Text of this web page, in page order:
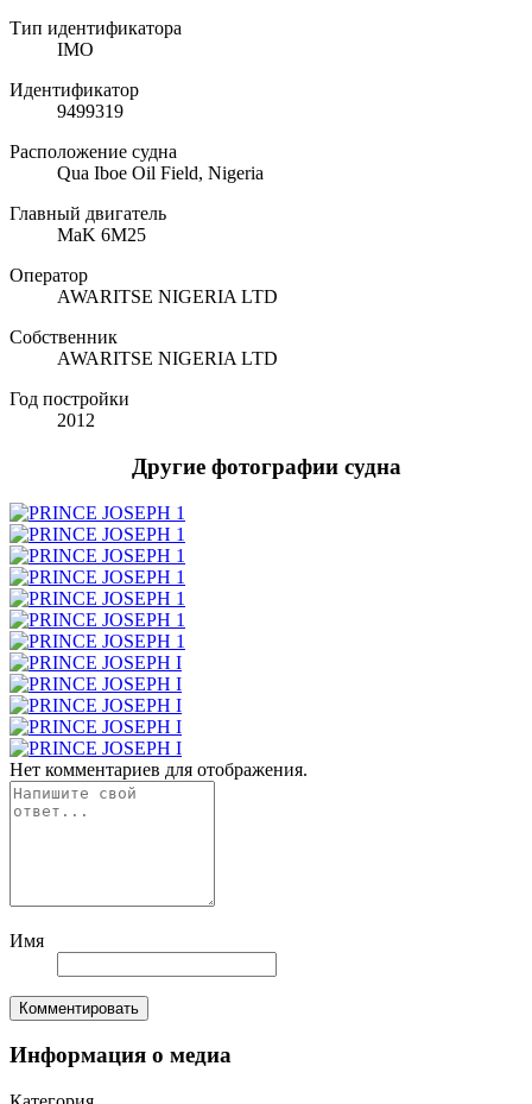
Тип идентификатора
IMO
Идентификатор
9499319
Расположение судна
Qua Iboe Oil Field, Nigeria
Главный двигатель
MaK 6M25
Оператор
AWARITSE NIGERIA LTD
Собственник
AWARITSE NIGERIA LTD
Год постройки
2012
Другие фотографии судна
Нет комментариев для отображения.
Имя
Комментировать
Информация о медиа